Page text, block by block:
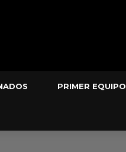
PRIMER EQUIPO